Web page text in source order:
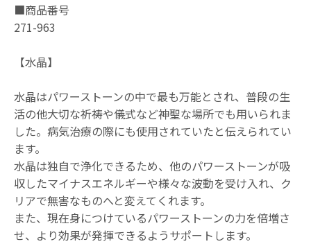
■商品番号
271-963
【水晶】
水晶はパワーストーンの中で最も万能とされ、普段の生
活の他大切な祈祷や儀式など神聖な場所でも用いられま
した。病気治療の際にも使用されていたと伝えられてい
ます。
水晶は独自で浄化できるため、他のパワーストーンが吸
収したマイナスエネルギーや様々な波動を受け入れ、ク
リアで無害なものへと変えてくれます。
また、現在身につけているパワーストーンの力を倍増さ
せ、より効果が発揮できるようサポートします。